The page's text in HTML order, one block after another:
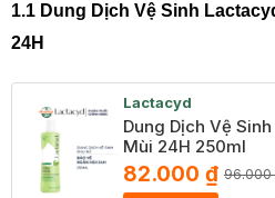
1.1 Dung Dịch Vệ Sinh
24H
Lactacyd
Dung Dịch Vệ
Mùi 24H 250ml
82.000 ₫ 96.000